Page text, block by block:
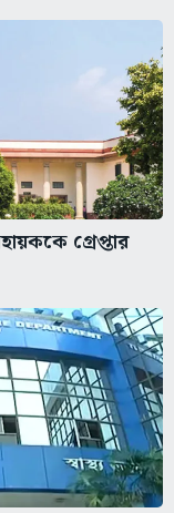
গ্রেপ্তার